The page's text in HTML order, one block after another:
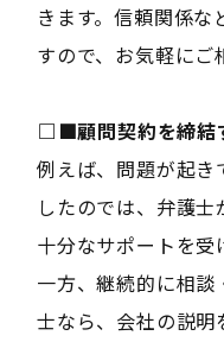
きます。信頼関係な
すので、お気軽にご
――□■顧問契約を締
例えば、問題が起
したのでは、弁護士
十分なサポートを受
一方、継続的に相
士なら、会社の説明